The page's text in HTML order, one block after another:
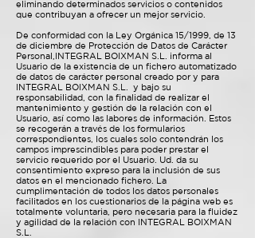
eliminando determinados servicios o contenidos
que contribuyan a ofrecer un mejor servicio.
De conformidad con la Ley Orgánica 15/1999, de 13
de diciembre de Protección de Datos de Carácter
Personal,INTEGRAL BOIXMAN S.L. informa al
Usuario de la existencia de un fichero automatizado
de datos de carácter personal creado por y para
INTEGRAL BOIXMAN S.L. y bajo su
responsabilidad, con la finalidad de realizar el
mantenimiento y gestión de la relación con el
Usuario, así como las labores de información. Estos
se recogerán a través de los formularios
correspondientes, los cuales solo contendrán los
campos imprescindibles para poder prestar el
servicio requerido por el Usuario. Ud. da su
consentimiento expreso para la inclusión de sus
datos en el mencionado fichero. La
cumplimentación de todos los datos personales
facilitados en los cuestionarios de la página web es
totalmente voluntaria, pero necesaria para la fluidez
y agilidad de la relación con INTEGRAL BOIXMAN
S.L.